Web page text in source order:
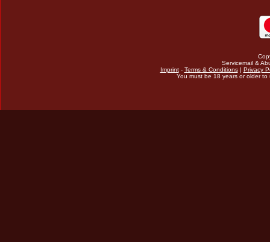
Servicemail &
Imprint- Terms & Conditions| Privacy
You must be 18 years or older